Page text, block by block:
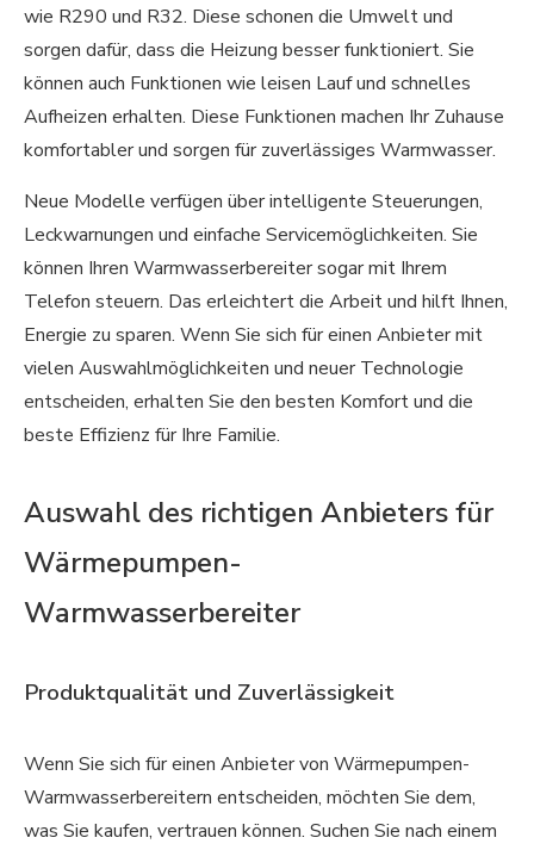
wie R290 und R32. Diese schonen die Umwelt und
sorgen dafür, dass die Heizung besser funktioniert. Sie
können auch Funktionen wie leisen Lauf und schnelles
Aufheizen erhalten. Diese Funktionen machen Ihr Zuhause
komfortabler und sorgen für zuverlässiges Warmwasser.
Neue Modelle verfügen über intelligente Steuerungen,
Leckwarnungen und einfache Servicemöglichkeiten. Sie
können Ihren Warmwasserbereiter sogar mit Ihrem
Telefon steuern. Das erleichtert die Arbeit und hilft Ihnen,
Energie zu sparen. Wenn Sie sich für einen Anbieter mit
vielen Auswahlmöglichkeiten und neuer Technologie
entscheiden, erhalten Sie den besten Komfort und die
beste Effizienz für Ihre Familie.
Auswahl des richtigen Anbieters für
Wärmepumpen-
Warmwasserbereiter
Produktqualität und Zuverlässigkeit
Wenn Sie sich für einen Anbieter von Wärmepumpen-
Warmwasserbereitern entscheiden, möchten Sie dem,
was Sie kaufen, vertrauen können. Suchen Sie nach einem